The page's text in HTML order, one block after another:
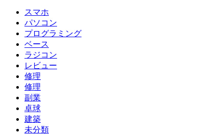
スマホ
パソコン
プログラミング
ベース
ラジコン
レビュー
修理
修理
副業
卓球
建築
未分類